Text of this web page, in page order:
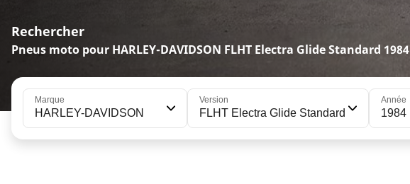
Rechercher
Pneus moto pour HARLEY-DAVIDSON FLHT Electra Glide Standard 1984
Marque
HARLEY-DAVIDSON
Version
FLHT Electra Glide Standard
Année
1984